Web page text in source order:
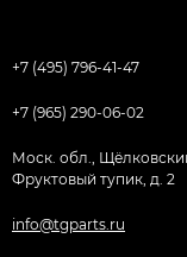
+7 (495) 796-41-47
+7 (965) 290-06-02
Моск. обл.,
Фруктовый тупик, д. 2
info@tgparts.ru